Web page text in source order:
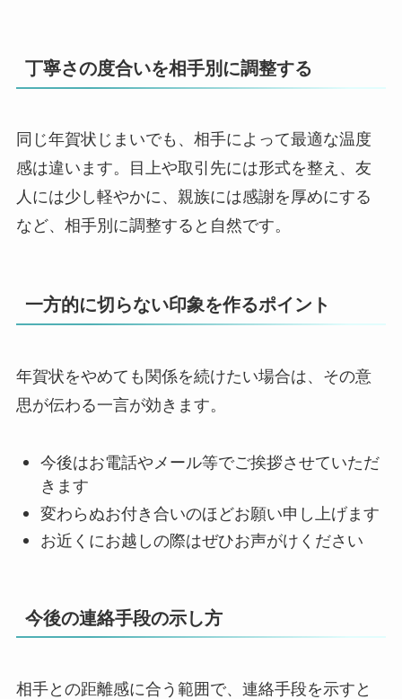
丁寧さの度合いを相手別に調整する
同じ年賀状じまいでも、相手によって最適な温度
感は違います。目上や取引先には形式を整え、友
人には少し軽やかに、親族には感謝を厚めにする
など、相手別に調整すると自然です。
一方的に切らない印象を作るポイント
年賀状をやめても関係を続けたい場合は、その意
思が伝わる一言が効きます。
今後はお電話やメール等でご挨拶させていただ
きます
変わらぬお付き合いのほどお願い申し上げます
お近くにお越しの際はぜひお声がけください
今後の連絡手段の示し方
相手との距離感に合う範囲で、連絡手段を示すと